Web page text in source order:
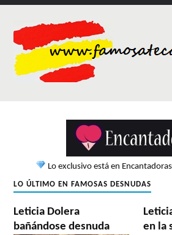
Lo exclusivo está en
LO ÚLTIMO EN FAMOSAS DESNUDAS
Leticia Dolera
bañándose desnuda
en la